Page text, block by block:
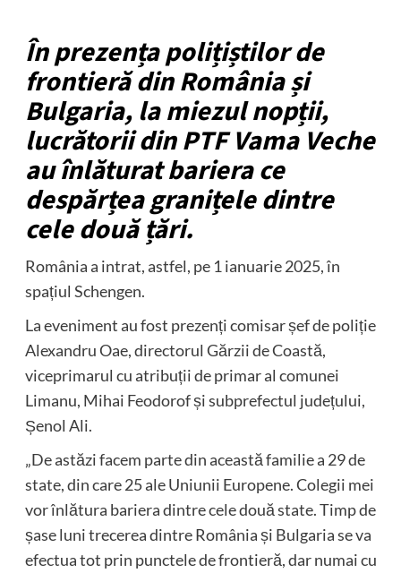
În prezența polițiștilor de
frontieră din România și
Bulgaria, la miezul nopții,
lucrătorii din PTF Vama Veche
au înlăturat bariera ce
despărțea granițele dintre
cele două țări.
România a intrat, astfel, pe 1 ianuarie 2025, în
spațiul Schengen.
La eveniment au fost prezenți comisar șef de poliție
Alexandru Oae, directorul Gărzii de Coastă,
viceprimarul cu atribuții de primar al comunei
Limanu, Mihai Feodorof și subprefectul județului,
Șenol Ali.
„De astăzi facem parte din această familie a 29 de
state, din care 25 ale Uniunii Europene. Colegii mei
vor înlătura bariera dintre cele două state. Timp de
șase luni trecerea dintre România și Bulgaria se va
efectua tot prin punctele de frontieră, dar numai cu